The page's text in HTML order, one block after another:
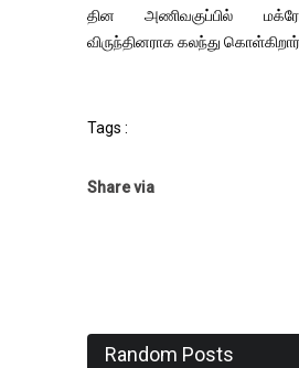
தின அணிவகுப்பில்
விருந்தினராக கலந்து
Tags :
Share via
Random Posts